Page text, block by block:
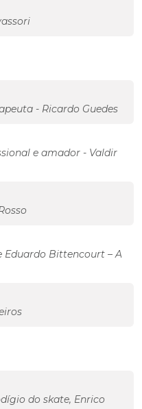
- Ricardo Guedes
e amador - Valdir
Eduardo Bittencourt – A
do skate, Enrico